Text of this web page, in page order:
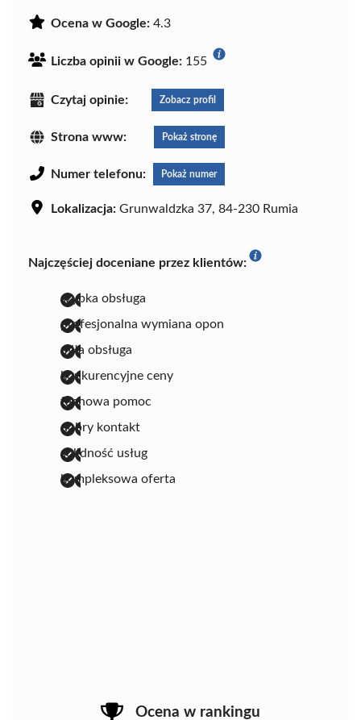
Ocena w Google: 4.3
Liczba opinii w Google: 155
Czytaj opinie: Zobacz profil
Strona www: Pokaż stronę
Numer telefonu: Pokaż numer
Lokalizacja: Grunwaldzka 37, 84-230 Rumia
Najczęściej doceniane przez klientów:
szybka obsługa
profesjonalna wymiana opon
miła obsługa
konkurencyjne ceny
fachowa pomoc
dobry kontakt
solidność usług
kompleksowa oferta
Ocena w rankingu